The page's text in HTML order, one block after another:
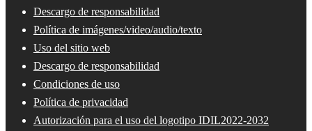
Descargo de responsabilidad
Política de imágenes/video/audio/texto
Uso del sitio web
Descargo de responsabilidad
Condiciones de uso
Política de privacidad
Autorización para el uso del logotipo IDIL2022-2032